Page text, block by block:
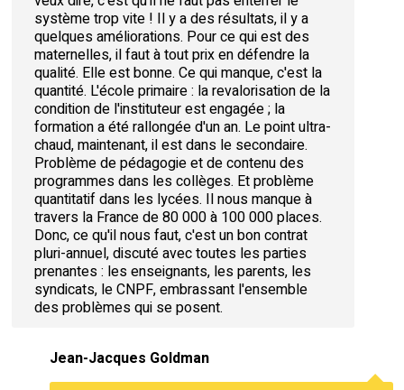
système trop vite ! Il y a des résultats, il y a
quelques améliorations. Pour ce qui est des
maternelles, il faut à tout prix en défendre la
qualité. Elle est bonne. Ce qui manque, c'est la
quantité. L'école primaire : la revalorisation de la
condition de l'instituteur est engagée ; la
formation a été rallongée d'un an. Le point ultra-
chaud, maintenant, il est dans le secondaire.
Problème de pédagogie et de contenu des
programmes dans les collèges. Et problème
quantitatif dans les lycées. Il nous manque à
travers la France de 80 000 à 100 000 places.
Donc, ce qu'il nous faut, c'est un bon contrat
pluri-annuel, discuté avec toutes les parties
prenantes : les enseignants, les parents, les
syndicats, le CNPF, embrassant l'ensemble
des problèmes qui se posent.
Jean-Jacques Goldman